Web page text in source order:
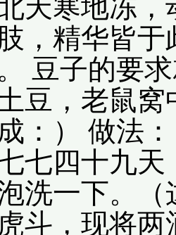
天寒地冻
，精华皆
豆子的要
豆，老鼠
：） 做法
七四十九
洗一下。
斗，现将